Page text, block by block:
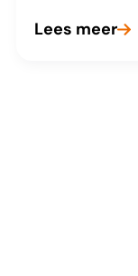
Weg
Lees meer